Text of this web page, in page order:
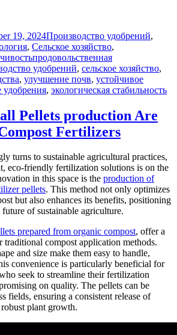
19, 2024Производство удобрений,
, Сельское хозяйство,
Tags
продовольственная
удобрений, сельское хозяйство,
, улучшение почв, устойчивое
, экологическая стабильность
Pellets production Are
Fertilizers
turns to sustainable agricultural practices,
eco-friendly fertilization solutions is on the
in this space is the production of
pellets. This method not only optimizes
but also enhances its benefits, positioning
of sustainable agriculture.
prepared from organic compost, offer a
traditional compost application methods.
and size make them easy to handle,
convenience is particularly beneficial for
seek to streamline their fertilization
on quality. The pellets can be
fields, ensuring a consistent release of
plant growth.